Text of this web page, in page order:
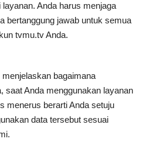
Anda harus menjaga
bertanggung jawab untuk semua
tvmu.tv Anda.
bagaimana
saat Anda menggunakan layanan
menerus berarti Anda setuju
data tersebut sesuai